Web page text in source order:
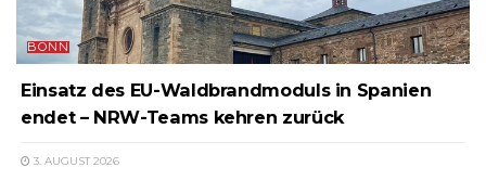
BONN
Einsatz des EU-Waldbrandmoduls in Spanien
endet – NRW-Teams kehren zurück
3. AUGUST 2026